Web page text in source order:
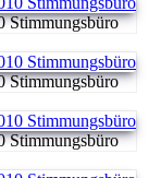
Stimmungsbüro
Stimmungsbüro
Stimmungsbüro